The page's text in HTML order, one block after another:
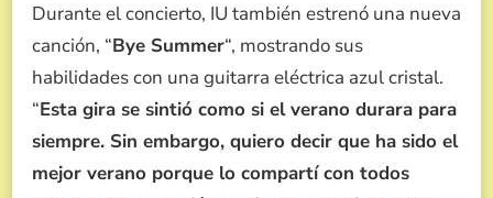
Durante el concierto, IU también estrenó una nueva
canción, “Bye Summer“, mostrando sus
habilidades con una guitarra eléctrica azul cristal.
“Esta gira se sintió como si el verano durara para
siempre. Sin embargo, quiero decir que ha sido el
mejor verano porque lo compartí con todos